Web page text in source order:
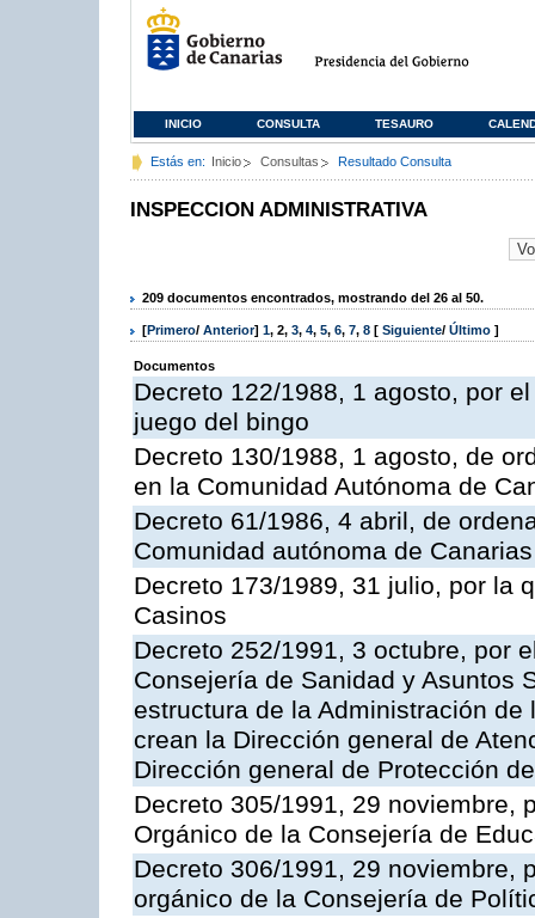
INICIO CONSULTA TESAURO
Estás en: Inicio Consultas Resultado Consulta
INSPECCION ADMINISTRATIVA
209 documentos encontrados, mostrando del 26 al 50.
[Primero/ Anterior] 1, 2, 3, 4, 5, 6, 7, 8 [ Siguiente/ Último ]
Documentos
Decreto 122/1988, 1 agosto, por
juego del bingo
Decreto 130/1988, 1 agosto, de
en la Comunidad Autónoma de
Decreto 61/1986, 4 abril, de
Comunidad autónoma de Canarias
Decreto 173/1989, 31 julio, por la
Casinos
Decreto 252/1991, 3 octubre, por
Consejería de Sanidad y Asuntos
estructura de la Administración
crean la Dirección general de
Dirección general de Protección
Decreto 305/1991, 29 noviembre,
Orgánico de la Consejería de
Decreto 306/1991, 29 noviembre,
orgánico de la Consejería de